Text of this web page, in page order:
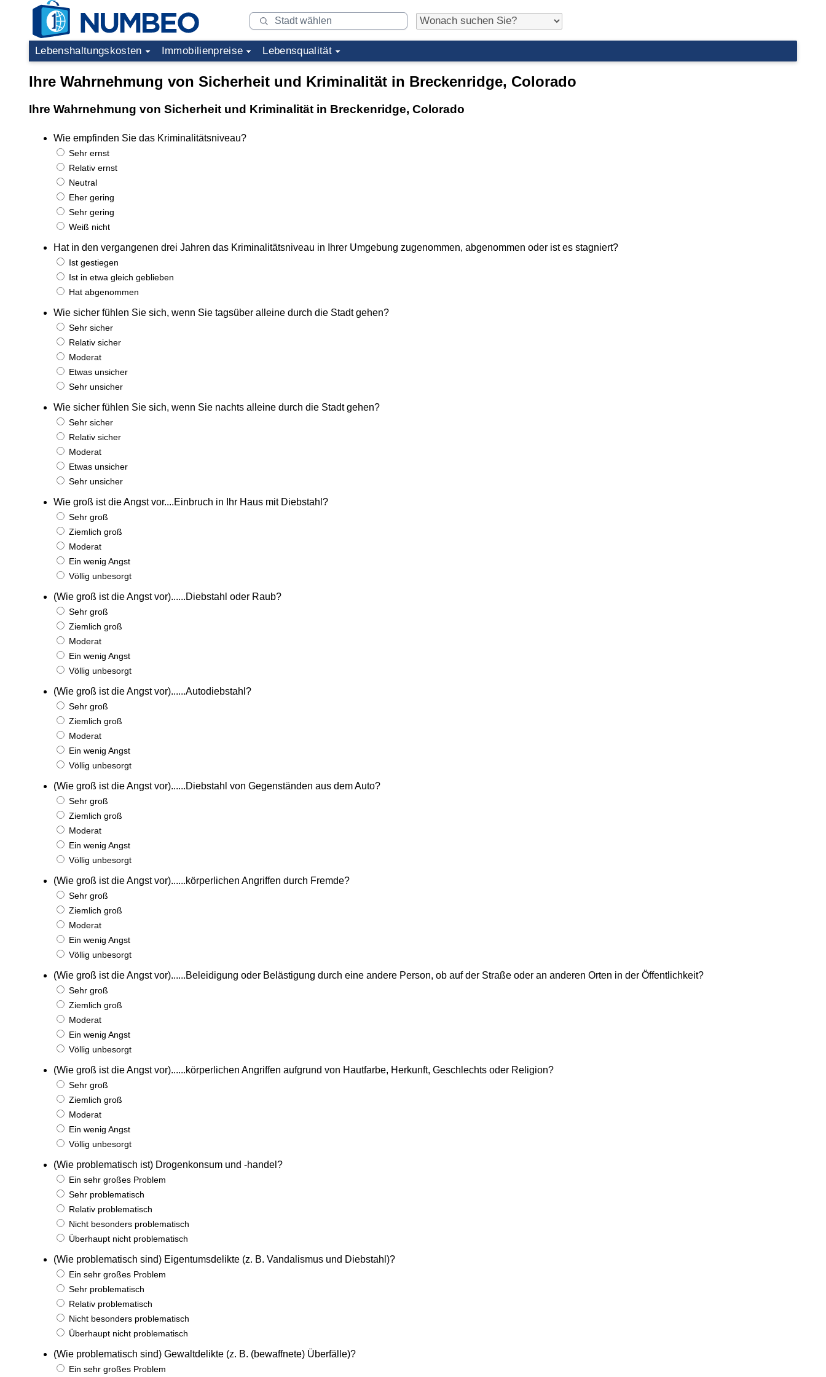
Lebenshaltungskosten Immobilienpreise Lebensqualität
Ihre Wahrnehmung von Sicherheit und Kriminalität in Breckenridge, Colorado
Ihre Wahrnehmung von Sicherheit und Kriminalität in Breckenridge, Colorado
Wie empfinden Sie das Kriminalitätsniveau?
Sehr ernst
Relativ ernst
Neutral
Eher gering
Sehr gering
Weiß nicht
Hat in den vergangenen drei Jahren das Kriminalitätsniveau in Ihrer Umgebung zugenommen, abgenommen oder ist es stagniert?
Ist gestiegen
Ist in etwa gleich geblieben
Hat abgenommen
Wie sicher fühlen Sie sich, wenn Sie tagsüber alleine durch die Stadt gehen?
Sehr sicher
Relativ sicher
Moderat
Etwas unsicher
Sehr unsicher
Wie sicher fühlen Sie sich, wenn Sie nachts alleine durch die Stadt gehen?
Sehr sicher
Relativ sicher
Moderat
Etwas unsicher
Sehr unsicher
Wie groß ist die Angst vor....Einbruch in Ihr Haus mit Diebstahl?
Sehr groß
Ziemlich groß
Moderat
Ein wenig Angst
Völlig unbesorgt
(Wie groß ist die Angst vor)......Diebstahl oder Raub?
Sehr groß
Ziemlich groß
Moderat
Ein wenig Angst
Völlig unbesorgt
(Wie groß ist die Angst vor)......Autodiebstahl?
Sehr groß
Ziemlich groß
Moderat
Ein wenig Angst
Völlig unbesorgt
(Wie groß ist die Angst vor)......Diebstahl von Gegenständen aus dem Auto?
Sehr groß
Ziemlich groß
Moderat
Ein wenig Angst
Völlig unbesorgt
(Wie groß ist die Angst vor)......körperlichen Angriffen durch Fremde?
Sehr groß
Ziemlich groß
Moderat
Ein wenig Angst
Völlig unbesorgt
(Wie groß ist die Angst vor)......Beleidigung oder Belästigung durch eine andere Person, ob auf der Straße oder an anderen Orten in der Öffentlichkeit?
Sehr groß
Ziemlich groß
Moderat
Ein wenig Angst
Völlig unbesorgt
(Wie groß ist die Angst vor)......körperlichen Angriffen aufgrund von Hautfarbe, Herkunft, Geschlechts oder Religion?
Sehr groß
Ziemlich groß
Moderat
Ein wenig Angst
Völlig unbesorgt
(Wie problematisch ist) Drogenkonsum und -handel?
Ein sehr großes Problem
Sehr problematisch
Relativ problematisch
Nicht besonders problematisch
Überhaupt nicht problematisch
(Wie problematisch sind) Eigentumsdelikte (z. B. Vandalismus und Diebstahl)?
Ein sehr großes Problem
Sehr problematisch
Relativ problematisch
Nicht besonders problematisch
Überhaupt nicht problematisch
(Wie problematisch sind) Gewaltdelikte (z. B. (bewaffnete) Überfälle)?
Ein sehr großes Problem